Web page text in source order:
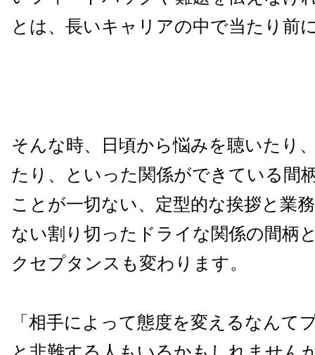
とは、長いキャリアの中で当たり前
そんな時、日頃から悩みを聴いたり
たり、といった関係ができている間
ことが一切ない、定型的な挨拶と業
ない割り切ったドライな関係の間柄
クセプタンスも変わります。
「相手によって態度を変えるなんて